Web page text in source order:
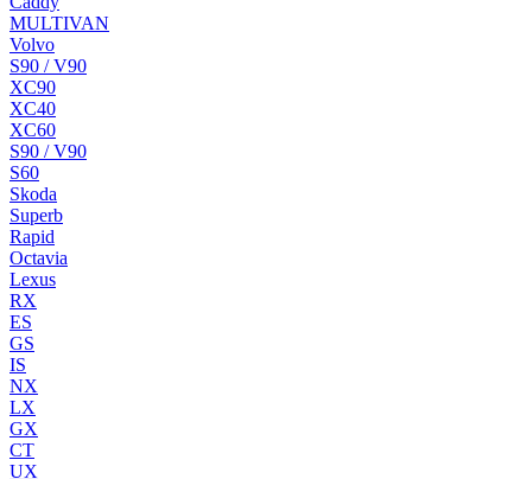
MULTIVAN
Volvo
S90 / V90
XC90
XC40
XC60
S90 / V90
S60
Skoda
Superb
Rapid
Octavia
Lexus
RX
ES
GS
IS
NX
LX
GX
CT
UX